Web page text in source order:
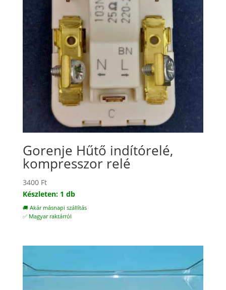
Gorenje Hűtő indítórelé,
kompresszor relé
3400 Ft
Készleten: 1 db
🚚 Akár másnapi szállítás
✅ Magyar raktárról